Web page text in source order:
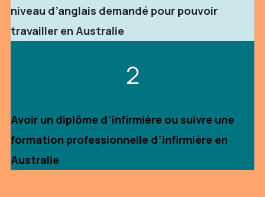
niveau d’anglais demandé pour pouvoir
travailler en Australie
2
Avoir un diplôme d’infirmière ou suivre une
formation professionnelle d’infirmière en
Australie